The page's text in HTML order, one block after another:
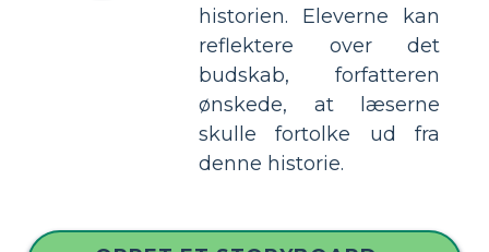
historien. Eleverne kan
reflektere over det
budskab, forfatteren
ønskede, at læserne
skulle fortolke ud fra
denne historie.